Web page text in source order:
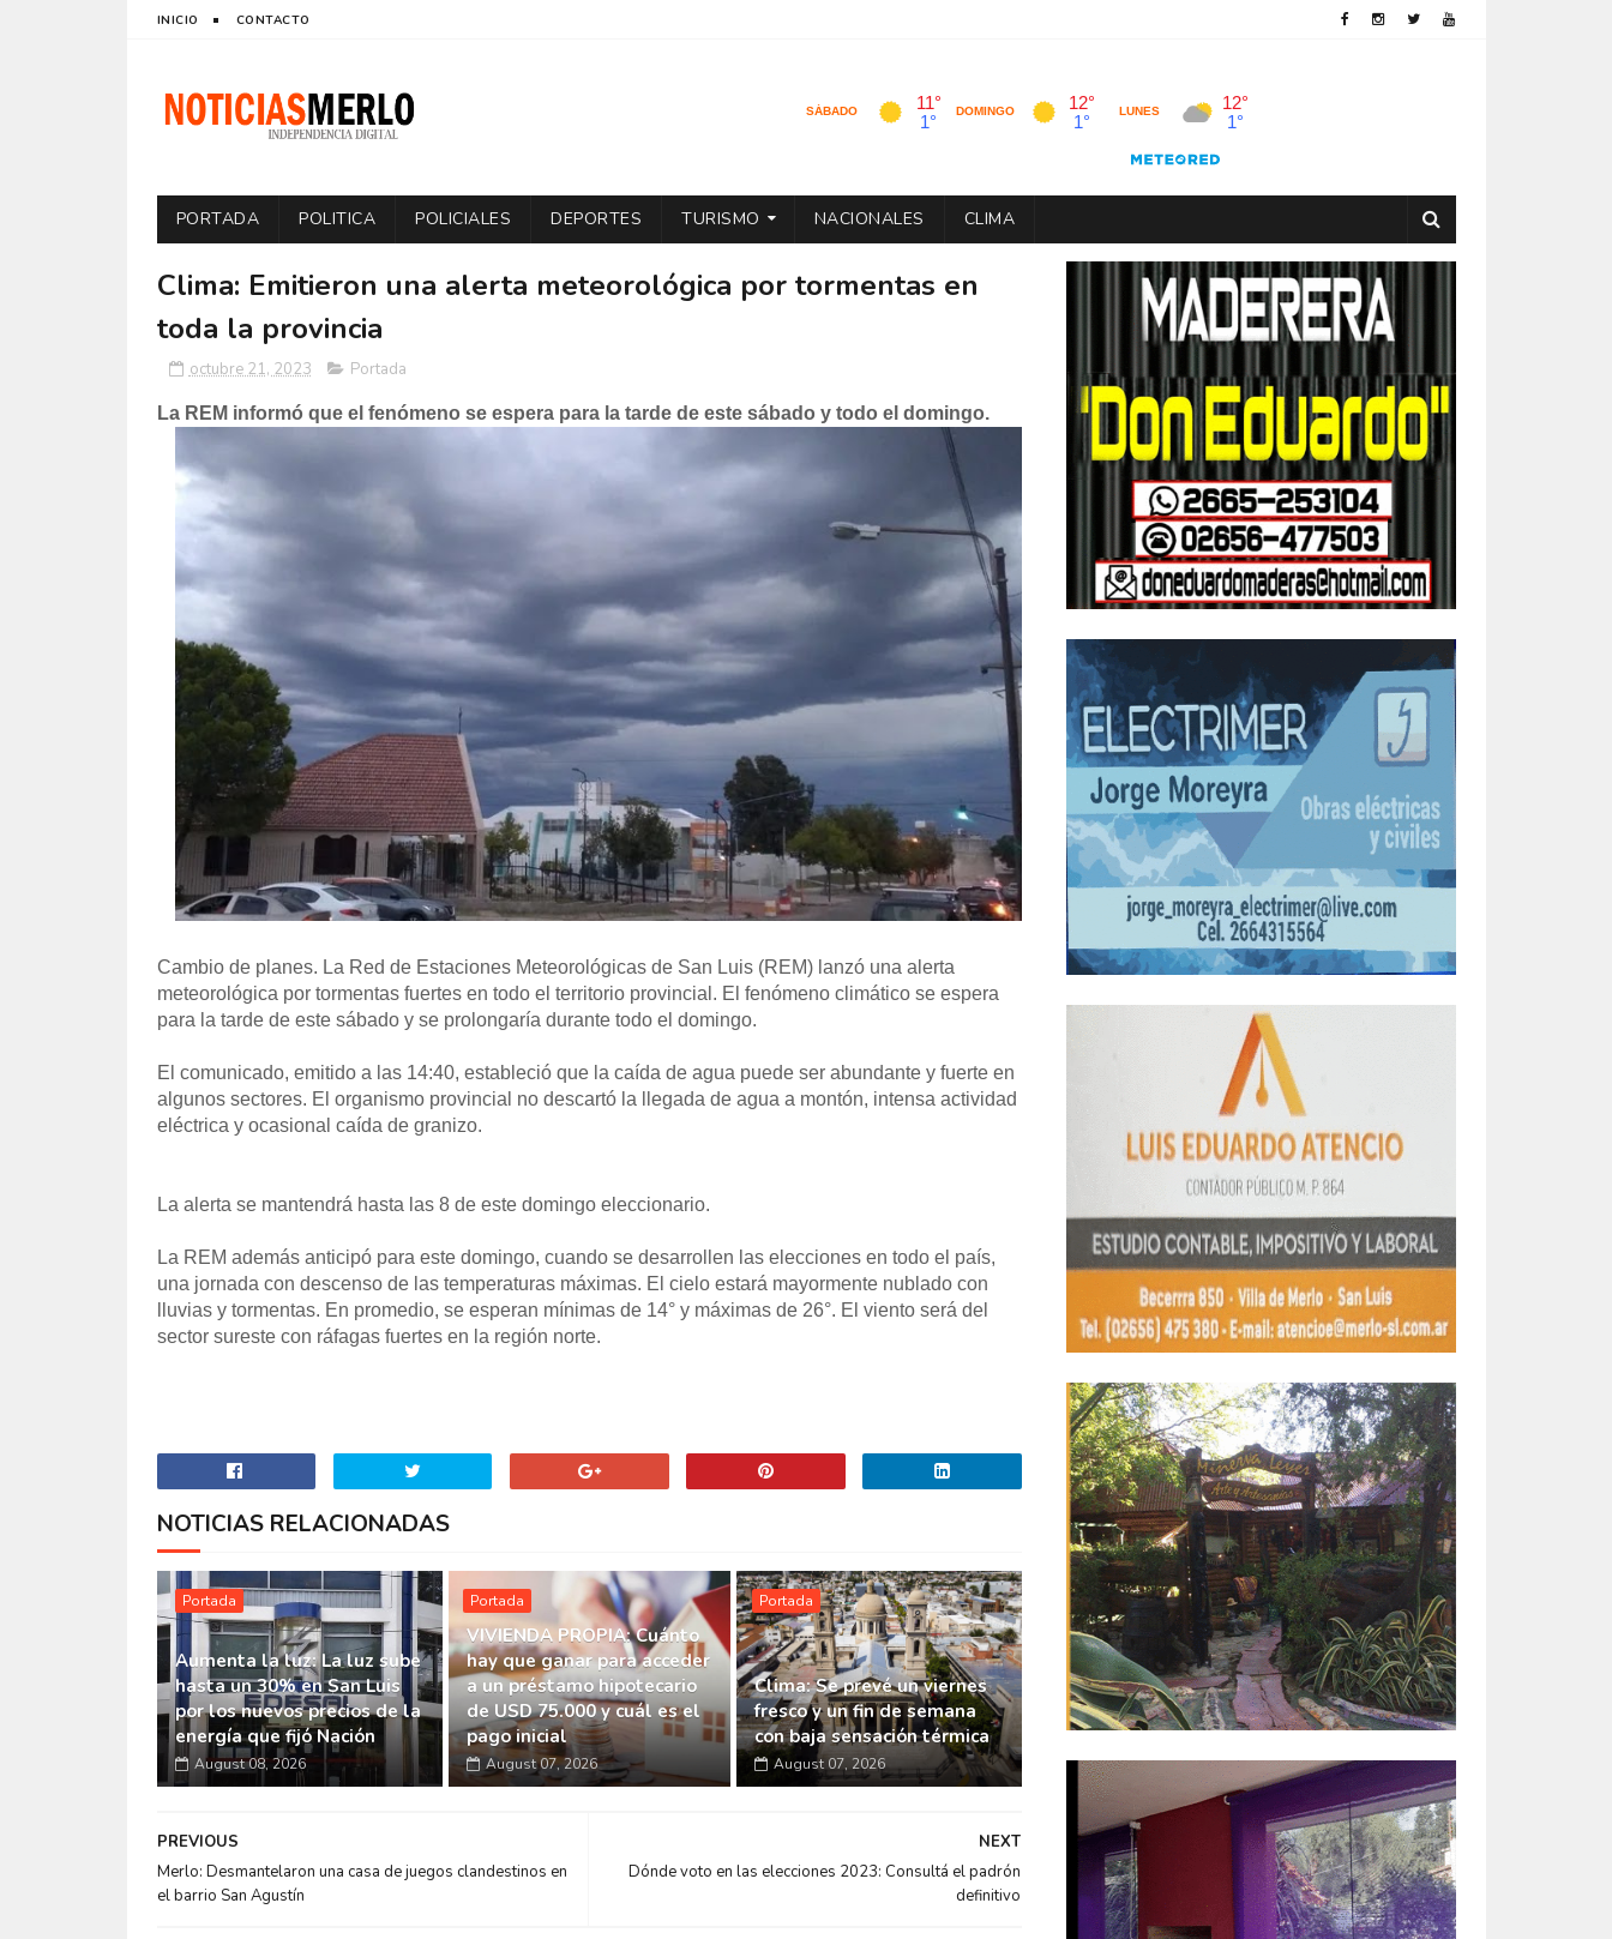
INICIO CONTACTO
PORTADA POLITICA POLICIALES DEPORTES TURISMO NACIONALES CLIMA
Clima: Emitieron una alerta meteorológica por tormentas en
toda la provincia
octubre 21, 2023 Portada
La REM informó que el fenómeno se espera para la tarde de este sábado y todo el domingo.
Cambio de planes. La Red de Estaciones Meteorológicas de San Luis (REM) lanzó una alerta
meteorológica por tormentas fuertes en todo el territorio provincial. El fenómeno climático se espera
para la tarde de este sábado y se prolongaría durante todo el domingo.
El comunicado, emitido a las 14:40, estableció que la caída de agua puede ser abundante y fuerte en
algunos sectores. El organismo provincial no descartó la llegada de agua a montón, intensa actividad
eléctrica y ocasional caída de granizo.
La alerta se mantendrá hasta las 8 de este domingo eleccionario.
La REM además anticipó para este domingo, cuando se desarrollen las elecciones en todo el país,
una jornada con descenso de las temperaturas máximas. El cielo estará mayormente nublado con
lluvias y tormentas. En promedio, se esperan mínimas de 14° y máximas de 26°. El viento será del
sector sureste con ráfagas fuertes en la región norte.
NOTICIAS RELACIONADAS
Portada
Aumenta la luz: La luz sube
hasta un 30% en San Luis
por los nuevos precios de la
energía que fijó Nación
August 08, 2026
Portada
VIVIENDA PROPIA: Cuánto
hay que ganar para acceder
a un préstamo hipotecario
de USD 75.000 y cuál es el
pago inicial
August 07, 2026
Portada
Clima: Se prevé un viernes
fresco y un fin de semana
con baja sensación térmica
August 07, 2026
NEXT
Dónde voto en las elecciones 2023: Consultá el padrón
definitivo
PREVIOUS
Merlo: Desmantelaron una casa de juegos clandestinos en
el barrio San Agustín